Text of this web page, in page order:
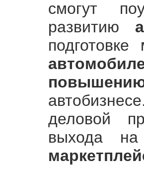
смогут
развитию
повышению
деловой
выхода на